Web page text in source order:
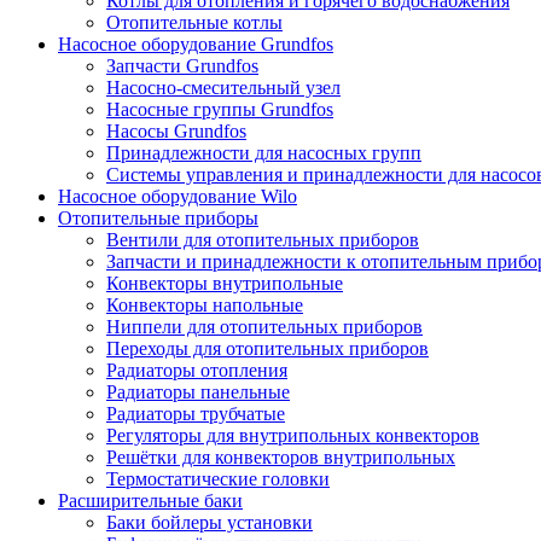
Отопительные котлы
Насосное оборудование Grundfos
Запчасти Grundfos
Насосно-смесительный узел
Насосные группы Grundfos
Насосы Grundfos
Принадлежности для насосных групп
Системы управления и принадлежности для
Насосное оборудование Wilo
Отопительные приборы
Вентили для отопительных приборов
Запчасти и принадлежности к отопительным
Конвекторы внутрипольные
Конвекторы напольные
Ниппели для отопительных приборов
Переходы для отопительных приборов
Радиаторы отопления
Радиаторы панельные
Радиаторы трубчатые
Регуляторы для внутрипольных конвекторов
Решётки для конвекторов внутрипольных
Термостатические головки
Расширительные баки
Баки бойлеры установки